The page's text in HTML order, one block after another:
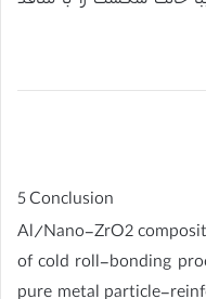
5 Conclusion
Al/Nano-ZrO2
of cold roll-bonding